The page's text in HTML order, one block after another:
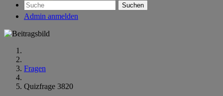
Suchen
Admin anmelden
Fragen
Quizfrage 3820